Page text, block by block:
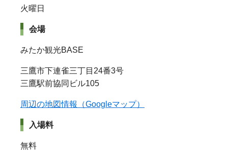
火曜日
会場
みたか観光BASE
三鷹市下連雀三丁目24番3号
三鷹駅前協同ビル105
周辺の地図情報（Googleマップ）
入場料
無料